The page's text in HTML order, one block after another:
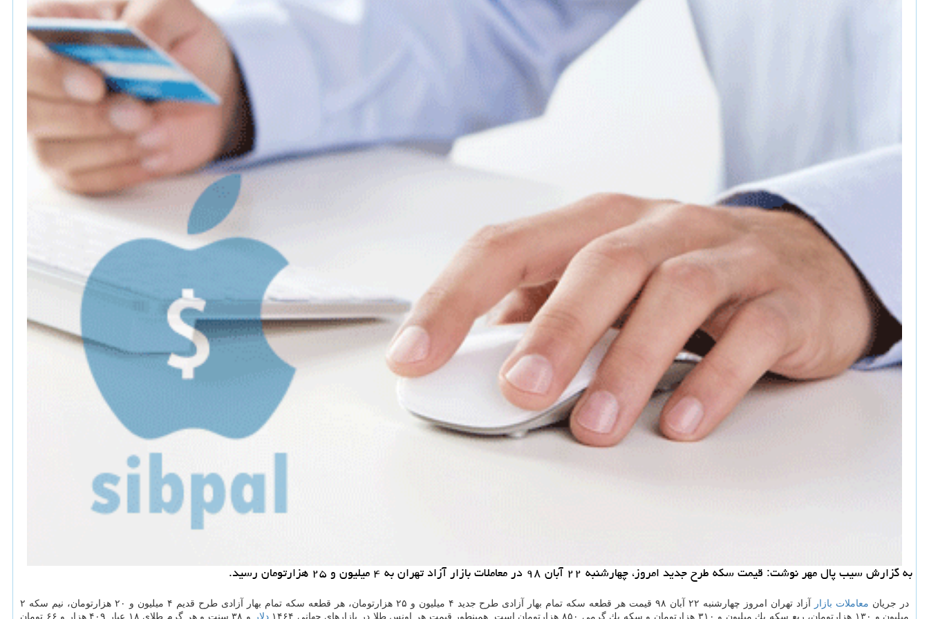
به گزارش سیب پال مهر نوشت: قیمت سكه طرح جدید امروز، چهارشنبه ۲۲ آبان ۹۸ در معاملات بازار آزاد تهران به ۴ میلیون و ۲۵ هزارتومان رسید.
در جریان معاملات بازار
آزاد تهران امروز چهارشنبه ۲۲ آبان ۹۸ قیمت هر قطعه سكه تمام بهار آزادی طرح جدید ۴ میلیون و ۲۵ هزارتومان، هر قطعه سكه تمام بهار آزادی طرح قدیم ۴ میلیون و ۲۰ هزارتومان، نیم سكه ۲
میلیون و ۱۳۰ هزارتومان، ربع سكه یك میلیون و ۳۱۰ هزارتومان و سكه یك گرمی ۸۵۰ هزارتومان است. همینطور قیمت هر اونس طلا در بازارهای جهانی ۱۴۶۴
دلار و ۳۸ سنت و هر گرم طلای ۱۸ عیار ۴۰۹ هزار و ۶۶ تومان